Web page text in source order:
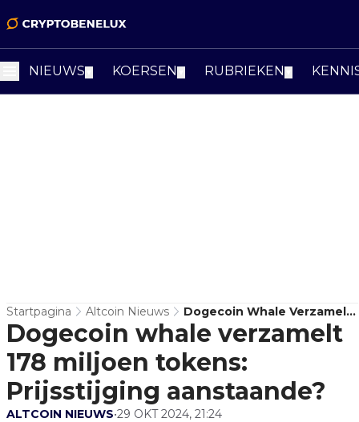
NIEUWS KOERSEN RUBRIEKEN
Startpagina Altcoin Nieuws
Dogecoin Whale Verzamelt
178 Miljoen Tokens:
Prijsstijging Aanstaande?
Dogecoin whale verzamelt
178 miljoen tokens:
Prijsstijging aanstaande?
ALTCOIN NIEUWS•29 OKT 2024, 21:24